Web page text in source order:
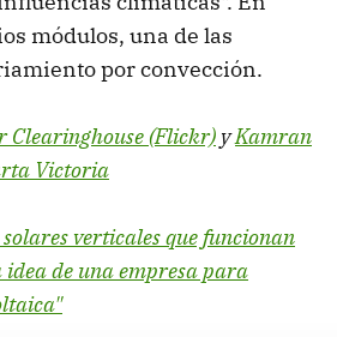
módulos, una de las
por convección.
Clearinghouse (Flickr) yKamran
Victoria
solares verticales que funcionan
de una empresa para